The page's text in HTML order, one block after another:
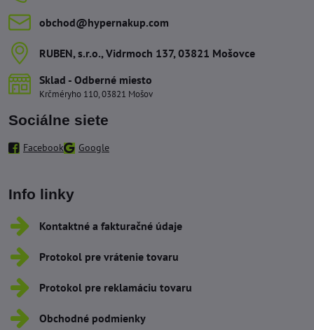
obchod​@hypernakup​.com
RUBEN, s​.r​.o​., Vidrmoch 137, 03821 Mošovce
Sklad - Odberné miesto
Krčméryho 110, 03821 Mošov
Sociálne siete
Facebook Google
Info linky
Kontaktné a fakturačné údaje
Protokol pre vrátenie tovaru
Protokol pre reklamáciu tovaru
Obchodné podmienky